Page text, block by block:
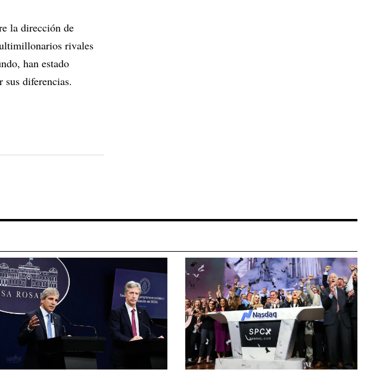
la dirección de
rivales
han estado
sus diferencias.